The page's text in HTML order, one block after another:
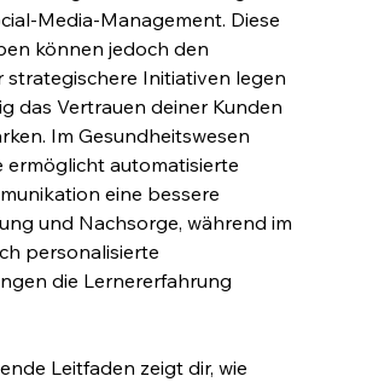
Media-Management. Diese
können jedoch den
strategischere Initiativen legen
das Vertrauen deiner Kunden
Im Gesundheitswesen
ermöglicht automatisierte
eine bessere
und Nachsorge, während im
personalisierte
die Lernererfahrung
Leitfaden zeigt dir, wie